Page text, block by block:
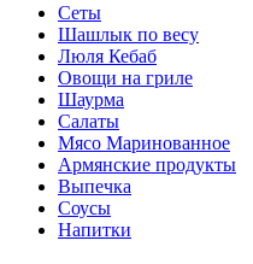
Сеты
Шашлык по весу
Люля Кебаб
Овощи на гриле
Шаурма
Салаты
Мясо Маринованное
Армянские продукты
Выпечка
Соусы
Напитки